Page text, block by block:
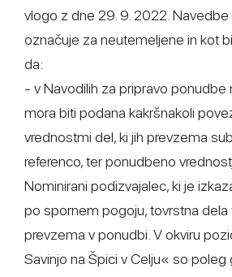
vlogo z dne 29. 9. 2022. Navedbe
označuje za neutemeljene in kot
da:
- v Navodilih za pripravo ponudbe
mora biti podana kakršnakoli
vrednostmi del, ki jih prevzema
referenco, ter ponudbeno
Nominirani podizvajalec, ki je
po spornem pogoju, tovrstna dela
prevzema v ponudbi. V okviru
Savinjo na Špici v Celju« so poleg